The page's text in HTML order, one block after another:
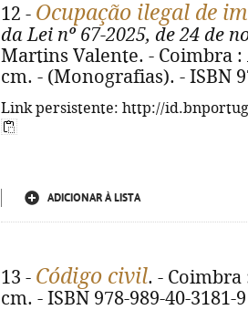
12 - Ocupação ilegal de
da Lei nº 67-2025, de 24 de
Martins Valente. - Coimbra :
cm. - (Monografias). - ISBN
Link persistente: http://
ADICIONAR À LISTA
13 - Código civil. - Coimbra
cm. - ISBN 978-989-40-3181-9